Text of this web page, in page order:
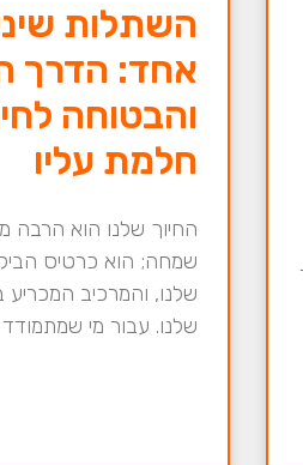
השתלות
אחד: הדרך
והבטוחה
חלמת עליו
החיוך שלנו הוא הרבה
שמחה; הוא כרטיס
שלנו, והמרכיב המכריע
שלנו. עבור מי שמתמודד